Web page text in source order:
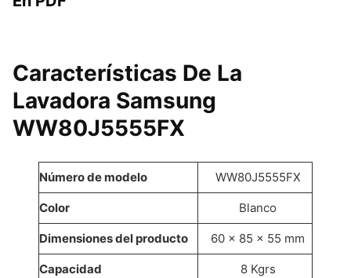
Características De La
Lavadora Samsung
WW80J5555FX
Número de modelo WW80J5555FX
Color Blanco
Dimensiones del producto 60 x 85 x 55 mm
Capacidad 8 Kgrs